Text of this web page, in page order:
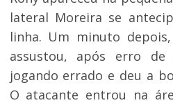
lateral Moreira se
linha. Um minuto
assustou, após erro de
jogando errado e deu a
O atacante entrou na